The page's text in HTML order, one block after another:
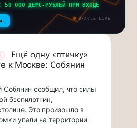
50 000 ДЕМО-РУБЛЕЙ ПРИ ВХОДЕ
ORACLE LIVE
Ещё одну «птичку»
к Москве: Собянин
сообщил, что силы
беспилотник,
Это произошло в
упали на территории